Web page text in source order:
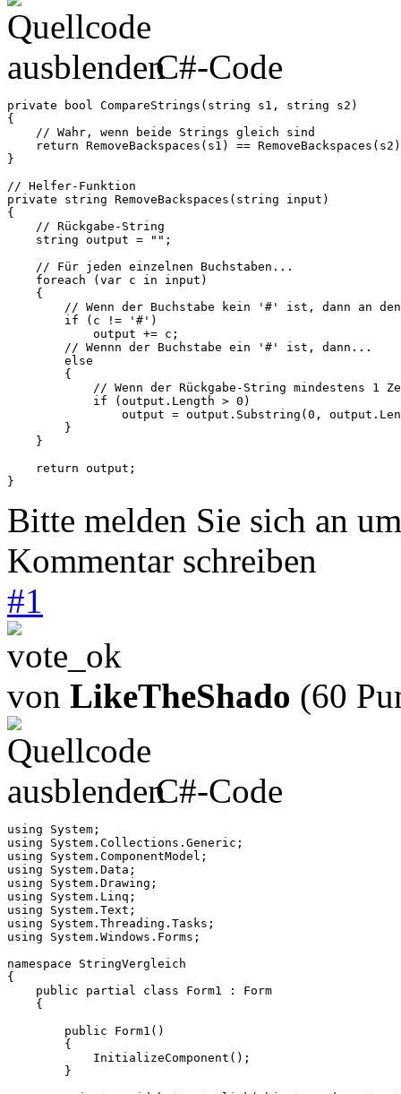
C#-Code
private bool CompareStrings(string s1, string s2)
{
    // Wahr, wenn beide Strings gleich sind
return RemoveBackspaces(s1) ==
}
// Helfer-Funktion
private string RemoveBackspaces(string input)
{
    // Rückgabe-String
    string output = "";
    // Für jeden einzelnen Buchstaben...
    foreach (var c in input)
    {
// Wenn der Buchstabe kein '#' ist, dann an
        if (c != '#')
            output += c;
        // Wennn der Buchstabe ein '#' ist, dann...
        else
        {
// Wenn der Rückgabe-String mindestens 1
            if (output.Length > 0)
output = output.Substring(0,
        }
    }
    return output;
Bitte melden Sie sich an
Kommentar schreiben
#1
von LikeTheShado (60
C#-Code
using System;
using System.Collections.Generic;
using System.ComponentModel;
using System.Data;
using System.Drawing;
using System.Linq;
using System.Text;
using System.Threading.Tasks;
using System.Windows.Forms;
namespace StringVergleich
{
    public partial class Form1 : Form
    {
        public Form1()
        {
            InitializeComponent();
        }